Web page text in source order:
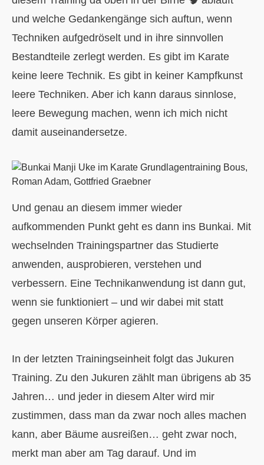
und welche Gedankengänge sich auftun, wenn
Techniken aufgedröselt und in ihre sinnvollen
Bestandteile zerlegt werden. Es gibt im Karate
keine leere Technik. Es gibt in keiner Kampfkunst
leere Techniken. Aber ich kann daraus sinnlose,
leere Bewegung machen, wenn ich mich nicht
damit auseinandersetze.
Und genau an diesem immer wieder
aufkommenden Punkt geht es dann ins Bunkai. Mit
wechselnden Trainingspartner das Studierte
anwenden, ausprobieren, verstehen und
verbessern. Eine Technikanwendung ist dann gut,
wenn sie funktioniert – und wir dabei mit statt
gegen unseren Körper agieren.
In der letzten Trainingseinheit folgt das Jukuren
Training. Zu den Jukuren zählt man übrigens ab 35
Jahren… und jeder in diesem Alter wird mir
zustimmen, dass man da zwar noch alles machen
kann, aber Bäume ausreißen… geht zwar noch,
merkt man aber am Tag darauf. Und im